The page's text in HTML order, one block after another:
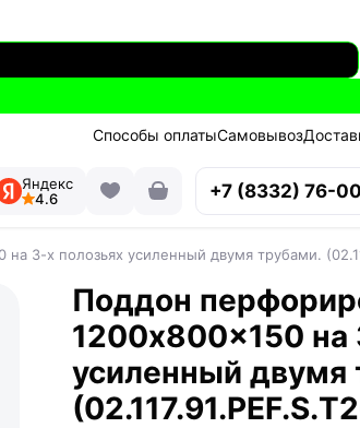
Способы оплатыСамовывоз
Яндекс
4.6
+7 (8332) 76-
3-х полозьях усиленный двумя трубами.
Поддон
1200x800x150 на
усиленный двумя